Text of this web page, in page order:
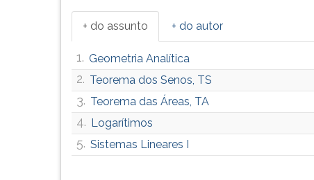
+ do assunto + do autor
1. Geometria Analítica
2. Teorema dos Senos, TS
3. Teorema das Áreas, TA
4. Logarítimos
5. Sistemas Lineares I